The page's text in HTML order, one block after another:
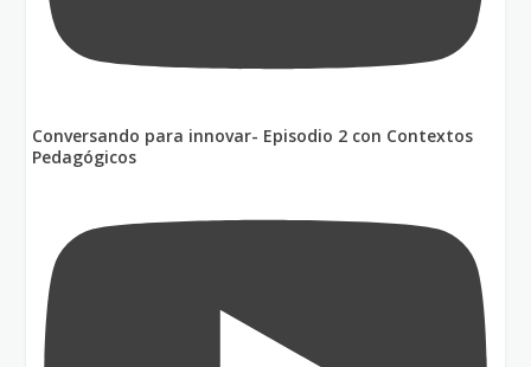
Conversando para innovar- Episodio 2 con Contextos
Pedagógicos